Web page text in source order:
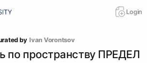
Login
by Ivan Vorontsov
по пространству ПРЕДЕЛ